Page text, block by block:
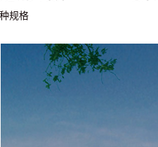
规格